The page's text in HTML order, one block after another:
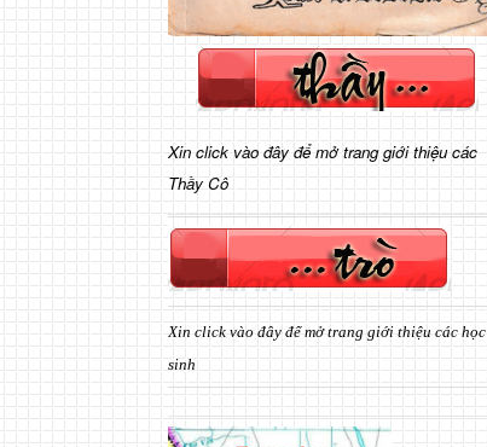
Xin click vào đây để mở trang giới thiệu các
Thầy Cô
Xin click vào đây để mở trang giới thiệu các học
sinh